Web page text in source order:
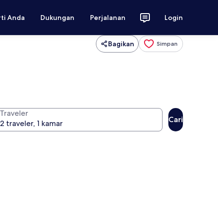
Anda Dukungan Perjalanan Login
Bagikan Simpan
Traveler
Cari